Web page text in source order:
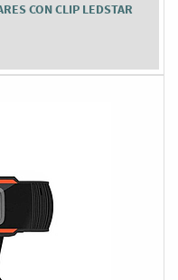
CON CLIP LEDSTAR